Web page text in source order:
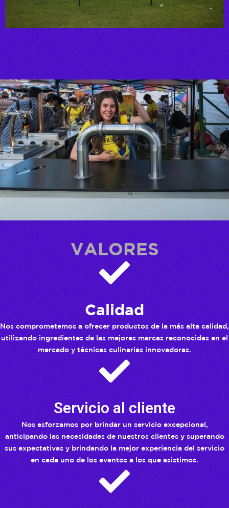
VALORES
Calidad
Nos comprometemos a ofrecer productos de la más alta calidad,
utilizando ingredientes de las mejores marcas reconocidas en el
mercado y técnicas culinarias innovadoras.
Servicio al cliente
Nos esforzamos por brindar un servicio excepcional,
anticipando las necesidades de nuestros clientes y superando
sus expectativas y brindando la mejor experiencia del servicio
en cada uno de los eventos a los que asistimos.